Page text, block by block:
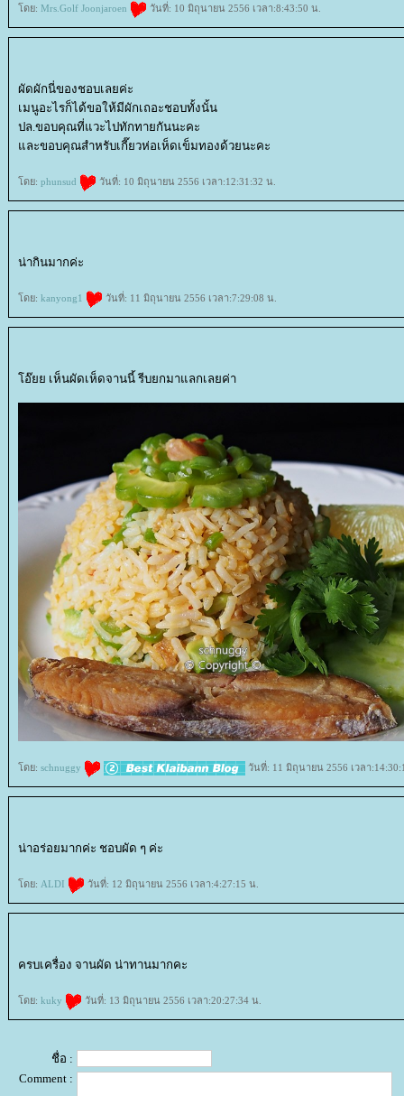
ดย: Mrs.Golf Joonjaroen วันที่: 10 มิถุนายน 2556 เวลา:8:43:50 น.
ผัดผักนี่ของชอบเลยค่ะ
เมนูอะไรก็ได้ขอให้มีผักเถอะชอบทั้งนั้น
ปล.ขอบคุณที่แวะไปทักทายกันนะคะ
ละขอบคุณสำหรับเกี๊ยวห่อเห็ดเข็มทองด้วยนะคะ
ดย: phunsud วันที่: 10 มิถุนายน 2556 เวลา:12:31:32 น.
น่ากินมากค่ะ
ดย: kanyong1 วันที่: 11 มิถุนายน 2556 เวลา:7:29:08 น.
อ๊ยย เห็นผัดเห็ดจานนี้ รีบยกมาแลกเลยค่า
ดย: schnuggy วันที่: 11 มิถุนายน 2556 เวลา
น่าอร่อยมากค่ะ ชอบผัด ๆ ค่ะ
ดย: ALDI วันที่: 12 มิถุนายน 2556 เวลา:4:27:15 น.
ครบเครื่อง จานผัด น่าทานมากคะ
ดย: kuky วันที่: 13 มิถุนายน 2556 เวลา:20:27:34 น.
ชื่อ :
Comment :